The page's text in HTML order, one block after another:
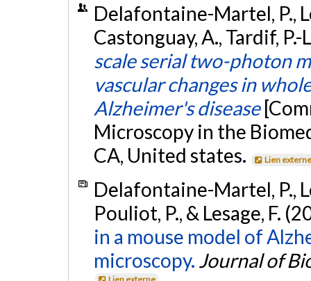
Delafontaine-Martel, P.,
Castonguay, A., Tardif,
scale serial two-photon
vascular changes in
Alzheimer's disease
Microscopy in the
CA, United states.
Lien
Delafontaine-Martel, P.,
Pouliot, P., & Lesage, F.
in a mouse model of
microscopy. Journal of